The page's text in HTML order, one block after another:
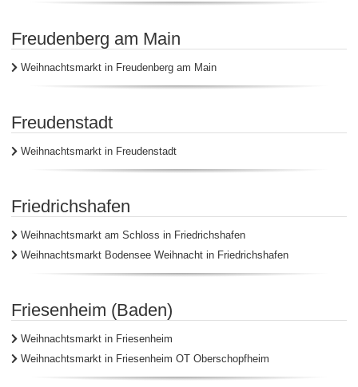
Freudenberg am Main
Weihnachtsmarkt in Freudenberg am Main
Freudenstadt
Weihnachtsmarkt in Freudenstadt
Friedrichshafen
Weihnachtsmarkt am Schloss in Friedrichshafen
Weihnachtsmarkt Bodensee Weihnacht in Friedrichshafen
Friesenheim (Baden)
Weihnachtsmarkt in Friesenheim
Weihnachtsmarkt in Friesenheim OT Oberschopfheim